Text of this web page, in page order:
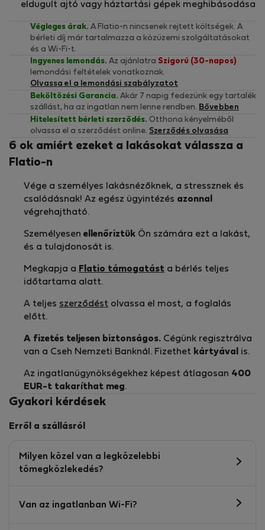
eldugult ajtó vagy háztartási gépek meghibásodása
Végleges árak. A Flatio-n nincsenek rejtett költségek. A
bérleti díj már tartalmazza a közüzemi szolgáltatásokat
és a Wi-Fi-t.
Ingyenes lemondás. Az ajánlatra Szigorú (30-napos)
lemondási feltételek vonatkoznak.
Olvassa el a lemondási szabályzatot
Beköltözési Garancia. Akár 7 napig fedezünk egy tartalék
szállást, ha az ingatlan nem lenne rendben. Bővebben
Hitelesített bérleti szerződés. Otthona kényelméből
olvassa el a szerződést online. Szerződés olvasása
6 ok amiért ezeket a lakásokat válassza a
Flatio-n
Vége a személyes lakásnézőknek, a stressznek és
csalódásnak! Az egész ügyintézés azonnal
végrehajtható.
Személyesen ellenőriztük Ön számára ezt a lakást,
és a tulajdonosát is.
Megkapja a Flatio támogatást a bérlés teljes
időtartama alatt.
A teljes szerződést olvassa el most, a foglalás
előtt.
A fizetés teljesen biztonságos. Cégünk regisztrálva
van a Cseh Nemzeti Banknál. Fizethet kártyával is.
Az ingatlanügynökségekhez képest átlagosan 400
EUR-t takaríthat meg.
Gyakori kérdések
Erről a szállásról
Milyen közel van a legközelebbi
tömegközlekedés?
Van az ingatlanban Wi-Fi?